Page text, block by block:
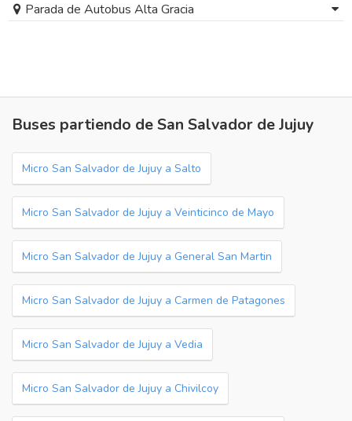
Parada de Autobus Alta Gracia
Buses partiendo de San Salvador de Jujuy
Micro San Salvador de Jujuy a Salto
Micro San Salvador de Jujuy a Veinticinco de Mayo
Micro San Salvador de Jujuy a General San Martin
Micro San Salvador de Jujuy a Carmen de Patagones
Micro San Salvador de Jujuy a Vedia
Micro San Salvador de Jujuy a Chivilcoy